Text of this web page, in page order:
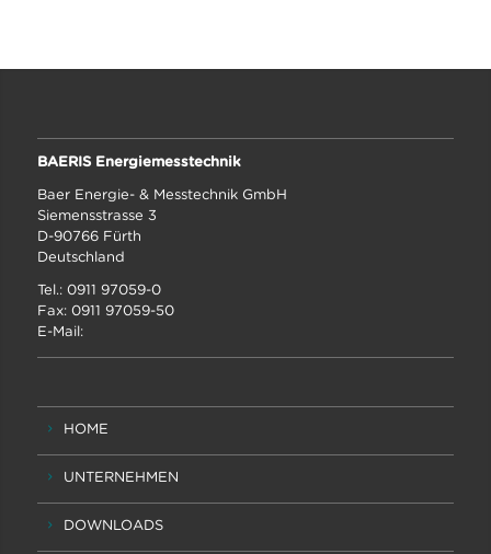
BAERIS Energiemesstechnik
Baer Energie- & Messtechnik GmbH
Siemensstrasse 3
D-90766 Fürth
Deutschland
Tel.: 0911 97059-0
Fax: 0911 97059-50
E-Mail:
HOME
UNTERNEHMEN
DOWNLOADS